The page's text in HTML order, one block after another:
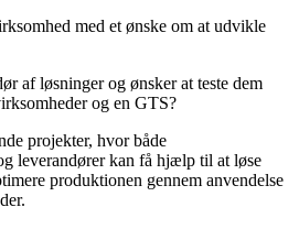
med et ønske om at udvikle
af løsninger og ønsker at teste dem
og en GTS?
projekter, hvor både
leverandører kan få hjælp til at løse
produktionen gennem anvendelse